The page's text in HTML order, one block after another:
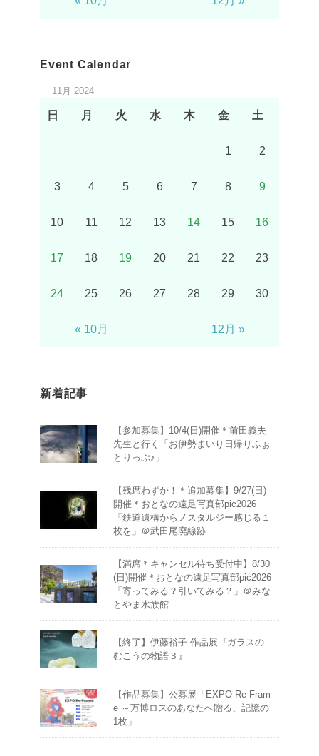
Event Calendar
11月 2024
日 月 火 水 木 金 土
1 2
3 4 5 6 7 8 9
10 11 12 13 14 15 16
17 18 19 20 21 22 23
24 25 26 27 28 29 30
« 10月 12月 »
新着記事
【参加募集】10/4(日)開催＊前田義夫
先生と行く「お伊勢まいり日帰りふぉ
とりっぷ♪」
【残席わずか！＊追加募集】9/27(日)
開催＊おとなの遠足写真部pic2026
「鉄道遺構からノスタルジー感じる１
枚を」＠武田尾廃線跡
【満席＊キャンセル待ち受付中】8/30
(日)開催＊おとなの遠足写真部pic2026
「寄ってみる？引いてみる？」＠みな
とやま水族館
【終了】伊藤裕子 作品展『ガラスの
むこうの物語３』
【作品募集】公募展「EXPO Re-Fram
e ～万博ロスのあなたへ贈る、記憶の
1枚」